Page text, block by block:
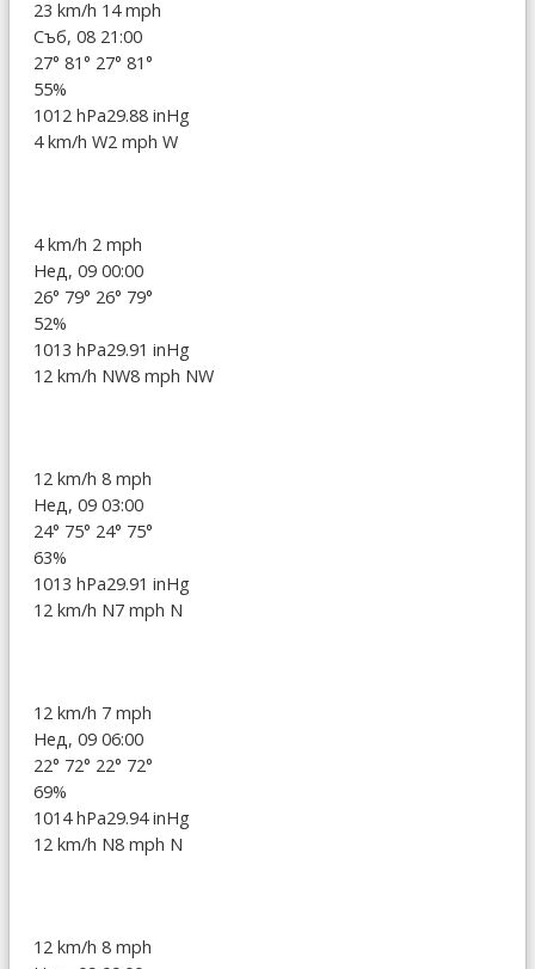
23 km/h 14 mph
Съб, 08 21:00
27° 81° 27° 81°
55%
1012 hPa29.88 inHg
4 km/h W2 mph W
4 km/h 2 mph
Нед, 09 00:00
26° 79° 26° 79°
52%
1013 hPa29.91 inHg
12 km/h NW8 mph NW
12 km/h 8 mph
Нед, 09 03:00
24° 75° 24° 75°
63%
1013 hPa29.91 inHg
12 km/h N7 mph N
12 km/h 7 mph
Нед, 09 06:00
22° 72° 22° 72°
69%
1014 hPa29.94 inHg
12 km/h N8 mph N
12 km/h 8 mph